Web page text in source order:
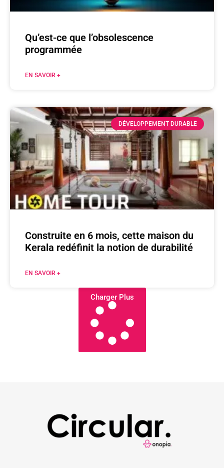
Qu’est-ce que l’obsolescence
programmée
EN SAVOIR +
DÉVELOPPEMENT DURABLE
Construite en 6 mois, cette maison du
Kerala redéfinit la notion de durabilité
EN SAVOIR +
Charger Plus